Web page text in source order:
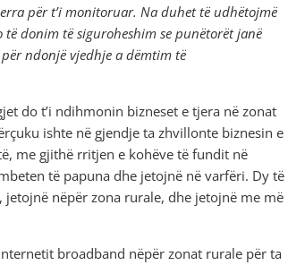
për t’i monitoruar. Na duhet të udhëtojmë
donim të siguroheshim se punëtorët janë
ndonjë vjedhje a dëmtim të
do t’i ndihmonin bizneset e tjera në zonat
ishte në gjendje ta zhvillonte biznesin e
me gjithë rritjen e kohëve të fundit në
të papuna dhe jetojnë në varfëri. Dy të
nëpër zona rurale, dhe jetojnë me më
broadband nëpër zonat rurale për ta